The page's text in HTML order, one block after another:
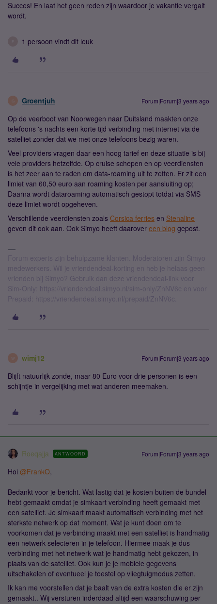
Succes! En laat het geen reden zijn waardoor je vakantie vergalt
wordt.
1 persoon vindt dit leuk
G Groentjuh Forum|Forum|3 years ago
Op de veerboot van Noorwegen naar Duitsland maakten onze
telefoons 's nachts een korte tijd verbinding met internet via de
satelliet zonder dat we met onze telefoons bezig waren.
Veel providers vragen daar een hoog tarief en deze situatie is bij
vele providers hetzelfde. Op cruise schepen en op veerdiensten
is het zeer aan te raden om data-roaming uit te zetten. Er zit een
limiet van 60,50 euro aan roaming kosten per aansluiting op;
Daarna wordt dataroaming automatisch gestopt totdat via SMS
deze limiet wordt opgeheven.
Verschillende veerdiensten zoals Corsica ferries en Stenaline
geven dit ook aan. Ook Simyo heeft daarover een blog gepost.
Forum experts zijn behulpzame klanten. Moderatoren zijn Simyo
medewerkers. Wil je vriendendeal-korting en heb je helaas geen
vrienden bij Simyo? Gebruik dan deze vriendendeal-link voor
Sim-Only: https://vriendendeal.simyo.nl/sim-only/ZnNV6c en voor
Prepaid: https://vriendendeal.simyo.nl/prepaid/ZnNV6c.
W wimj12 Forum|Forum|3 years ago
Blijft natuurlijk zonde, maar 80 Euro voor drie personen is een
schijntje in vergelijking met wat anderen meemaken.
Roeqajja ANTWOORD Forum|Forum|3 years ago
Hoi @FrankO,
Bedankt voor je bericht. Wat lastig dat je kosten buiten de bundel
hebt gemaakt omdat je simkaart verbinding heeft gemaakt met
een satelliet. Je simkaart maakt automatisch verbinding met het
sterkste netwerk op dat moment. Wat je kunt doen om te
voorkomen dat je verbinding maakt met een satelliet is handmatig
een netwerk selecteren in je telefoon. Hiermee maak je dus
verbinding met het netwerk wat je handmatig hebt gekozen, in
plaats van de satelliet. Ook kun je je mobiele gegevens
uitschakelen of eventueel je toestel op vliegtuigmodus zetten.
Ik kan me voorstellen dat je baalt van de extra kosten die er zijn
gemaakt.. Wij versturen inderdaad altijd een waarschuwing per